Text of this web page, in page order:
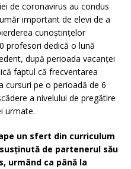
de coronavirus au condus
important de elevi de a
cunoștințelor
profesori dedică o lună
după perioada vacanței
faptul că frecventarea
cursuri pe o perioadă de 6
a nivelului de pregătire
urmate.
un sfert din curriculum
de partenerul său
urmând ca până la